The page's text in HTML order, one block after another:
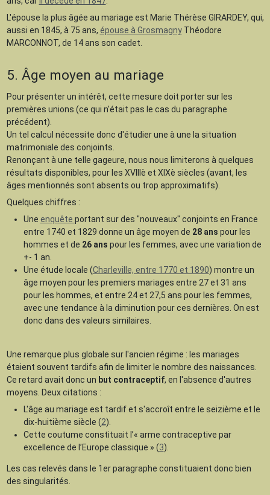
L'épouse la plus âgée au mariage est Marie Thérèse GIRARDEY, qui,
aussi en 1845, à 75 ans, épouse à GrosmagnyThéodore
MARCONNOT, de 14 ans son cadet.
5. Âge moyen au mariage
Pour présenter un intérêt, cette mesure doit porter sur les
premières unions (ce qui n'était pas le cas du paragraphe
précédent).
Un tel calcul nécessite donc d'étudier une à une la situation
matrimoniale des conjoints.
Renonçant à une telle gageure, nous nous limiterons à quelques
résultats disponibles, pour les XVIIIè et XIXè siècles (avant, les
âges mentionnés sont absents ou trop approximatifs).
Quelques chiffres :
Une enquête portant sur des "nouveaux" conjoints en France
entre 1740 et 1829 donne un âge moyen de 28 ans pour les
hommes et de 26 ans pour les femmes, avec une variation de
+- 1 an.
Une étude locale (Charleville, entre 1770 et 1890) montre un
âge moyen pour les premiers mariages entre 27 et 31 ans
pour les hommes, et entre 24 et 27,5 ans pour les femmes,
avec une tendance à la diminution pour ces dernières. On est
donc dans des valeurs similaires.
Une remarque plus globale sur l'ancien régime : les mariages
étaient souvent tardifs afin de limiter le nombre des naissances.
Ce retard avait donc un but contraceptif, en l'absence d'autres
moyens. Deux citations :
L'âge au mariage est tardif et s'accroît entre le seizième et le
dix-huitième siècle (2).
Cette coutume constituait l’« arme contraceptive par
excellence de l’Europe classique » (3).
Les cas relevés dans le 1er paragraphe constituaient donc bien
des singularités.